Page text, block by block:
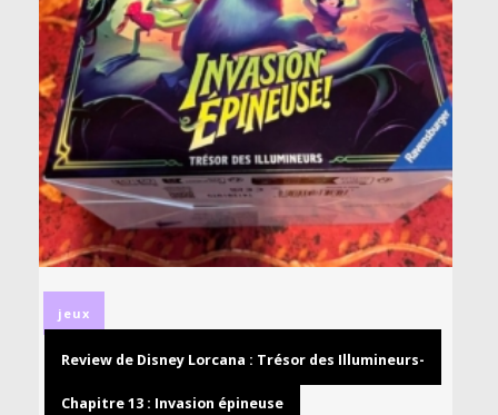
jeux
Review de Disney Lorcana : Trésor des Illumineurs-
Chapitre 13 : Invasion épineuse